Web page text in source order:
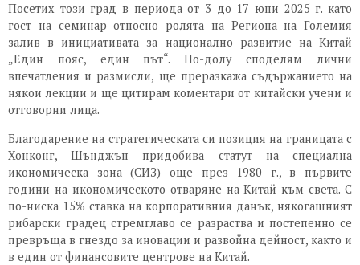
Посетих този град в периода от 3 до 17 юни 2025 г. като
гост на семинар относно ролята на Региона на Големия
залив в инициативата за национално развитие на Китай
„Един пояс, един път“. По-долу споделям лични
впечатления и размисли, ще преразкажа съдържанието на
някои лекции и ще цитирам коментари от китайски учени и
отговорни лица.
Благодарение на стратегическата си позиция на границата с
Хонконг, Шънджън придобива статут на специална
икономическа зона (СИЗ) още през 1980 г., в първите
години на икономическото отваряне на Китай към света. С
по-ниска 15% ставка на корпоративния данък, някогашният
рибарски градец стремглаво се разраства и постепенно се
превръща в гнездо за иновации и развойна дейност, както и
в един от финансовите центрове на Китай.